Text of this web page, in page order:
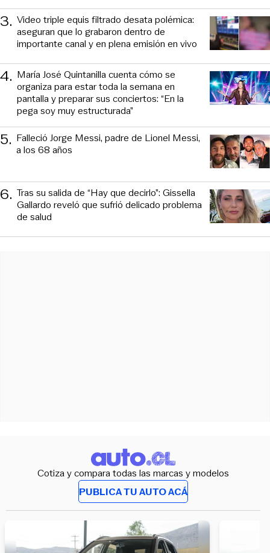
3. Video triple equis filtrado desata polémica:
aseguran que lo grabaron dentro de
importante canal y en plena emisión en vivo
4. María José Quintanilla cuenta cómo se
organiza para estar toda la semana en
pantalla y preparar sus conciertos: “En la
pega soy muy estructurada”
5. Falleció Jorge Messi, padre de Lionel Messi,
a los 68 años
6. Tras su salida de “Hay que decirlo”: Gissella
Gallardo reveló que sufrió delicado problema
de salud
Cotiza y compara todas las marcas y modelos
PUBLICA TU AUTO ACÁ